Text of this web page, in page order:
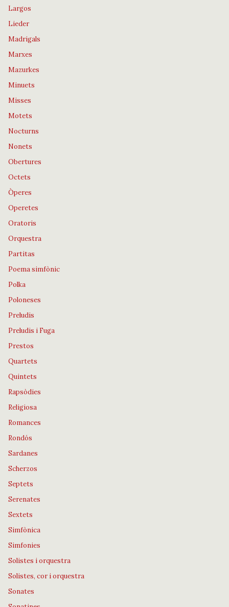
Largos
Lieder
Madrigals
Marxes
Mazurkes
Minuets
Misses
Motets
Nocturns
Nonets
Obertures
Octets
Òperes
Operetes
Oratoris
Orquestra
Partitas
Poema simfònic
Polka
Poloneses
Preludis
Preludis i Fuga
Prestos
Quartets
Quintets
Rapsòdies
Religiosa
Romances
Rondós
Sardanes
Scherzos
Septets
Serenates
Sextets
Simfònica
Simfonies
Solistes i orquestra
Solistes, cor i orquestra
Sonates